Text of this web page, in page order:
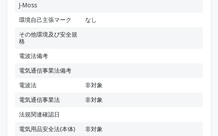
J-Moss
環境自己主張マーク
なし
その他環境及び安全規
格
電波法備考
電気通信事業法備考
電波法
非対象
電気通信事業法
非対象
法規関連確認日
電気用品安全法(本体)
非対象